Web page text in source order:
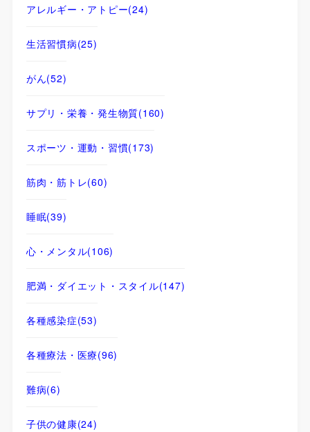
アレルギー・アトピー(24)
生活習慣病(25)
がん(52)
サプリ・栄養・発生物質(160)
スポーツ・運動・習慣(173)
筋肉・筋トレ(60)
睡眠(39)
心・メンタル(106)
肥満・ダイエット・スタイル(147)
各種感染症(53)
各種療法・医療(96)
難病(6)
子供の健康(24)